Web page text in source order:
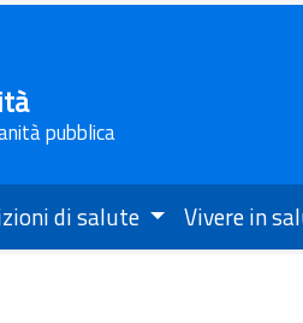
pubblica
di salute Vivere in